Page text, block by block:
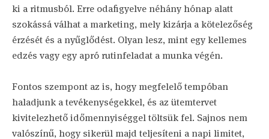
ki a ritmusból. Erre odafigyelve néhány hónap alatt
szokássá válhat a marketing, mely kizárja a kötelezőség
érzését és a nyűglődést. Olyan lesz, mint egy kellemes
edzés vagy egy apró rutinfeladat a munka végén.
Fontos szempont az is, hogy megfelelő tempóban
haladjunk a tevékenységekkel, és az ütemtervet
kivitelezhető időmennyiséggel töltsük fel. Sajnos nem
valószínű, hogy sikerül majd teljesíteni a napi limitet,